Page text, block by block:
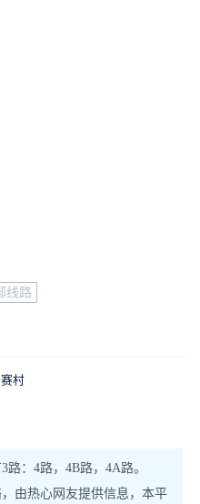
线路
村
：4路，4B路，4A路。
由热心网友提供信息，本平